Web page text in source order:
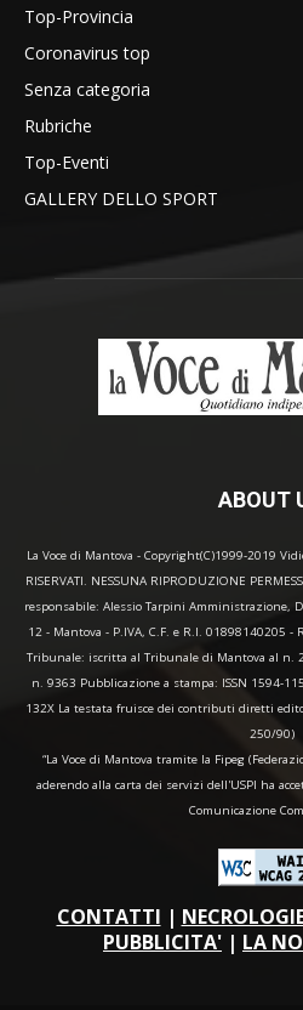
Top-Provincia
Coronavirus top
Senza categoria
Rubriche
Top-Eventi
GALLERY DELLO SPORT
ABOUT
La Voce di Mantova - Copyright(C)1999-2019
RISERVATI. NESSUNA RIPRODUZIONE
responsabile: Alessio Tarpini Amministrazione,
12 - Mantova - P.IVA, C.F. e R.I. 01898140205
Tribunale: iscritta al Tribunale di Mantova al n.
n. 9363 Pubblicazione a stampa: ISSN 1594-
132X La testata fruisce dei contributi diretti
250/90)
“La Voce di Mantova tramite la Fipeg
aderendo alla carta dei servizi dell'USPI ha
Comunicazione
CONTATTI |
PUBBLICITA' | LA